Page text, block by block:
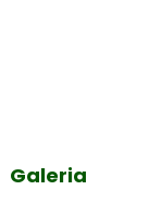
Galeria